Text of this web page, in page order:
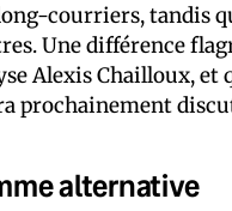
courriers, tandis
Une différence
Alexis Chailloux, et
prochainement
alternative